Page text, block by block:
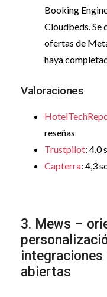
Booking
Cloudbeds. Se
ofertas de
haya
Valoraciones
reseñas
Trustpilot: 4,0
Capterra: 4,3
3. Mews –
abiertas